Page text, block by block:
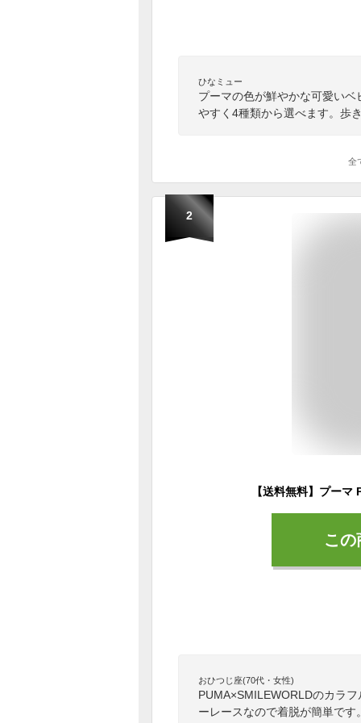
ひなミュー
プーマの色が鮮やかな可愛い
やすく4種類から選べます。歩
全
2
こ
おひつじ座(70代・女性)
PUMA×SMILEWORLDのカラ
ーレースなので着脱が簡単です